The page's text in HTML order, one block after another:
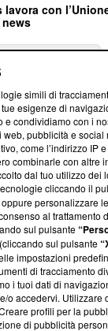
lavora con
editoriali e su
Inoltre, afferma la
Integrity’
ma ha
ha ancora
simili di
esigenze di
e condividiamo con i
pubblicità e social
come l’indirizzo IP
combinarle con altre
dal tuo utilizzo dei
cliccando il
personalizzare
al trattamento
sul pulsante
sul pulsante
impostazioni
di tracciamento
i tuoi dati di
o accedervi. Utilizzare
profili per la
di pubblicità